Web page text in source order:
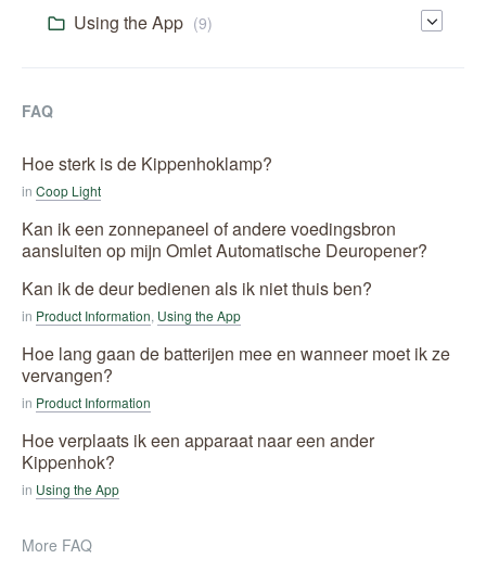
Using the App (9)
FAQ
Hoe sterk is de Kippenhoklamp?
in Coop Light
Kan ik een zonnepaneel of andere voedingsbron
aansluiten op mijn Omlet Automatische Deuropener?
Kan ik de deur bedienen als ik niet thuis ben?
in Product Information, Using the App
Hoe lang gaan de batterijen mee en wanneer moet ik ze
vervangen?
in Product Information
Hoe verplaats ik een apparaat naar een ander
Kippenhok?
in Using the App
More FAQ